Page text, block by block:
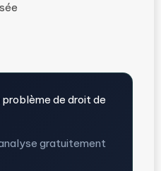
de droit de
gratuitement